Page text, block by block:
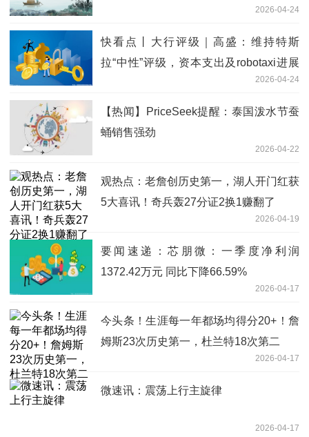
2026-04-24
快看点丨大行评级｜高盛：维持特斯
拉“中性”评级，资本支出及robotaxi进展
2026-04-24
【热闻】PriceSeek提醒：泰国泼水节蚕
蛹销售强劲
2026-04-22
观热点：老詹创历史第一，湖人开门红获
5大喜讯！奇兵轰27分证2换1赚翻了
2026-04-19
要闻速递：芯朋微：一季度净利润
1372.42万元 同比下降66.59%
2026-04-17
今头条！生涯每一年都场均得分20+！詹
姆斯23次历史第一，杜兰特18次第二
2026-04-17
微速讯：震荡上行主旋律
2026-04-17